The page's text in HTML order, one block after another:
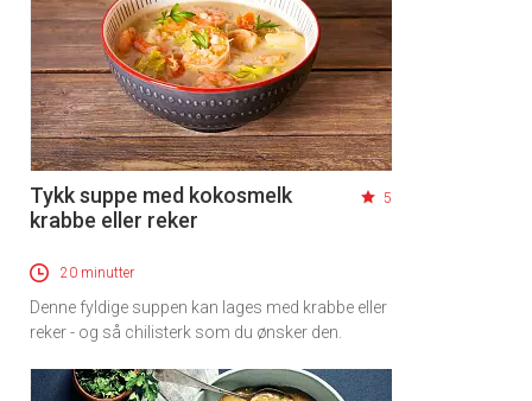
Tykk suppe med kokosmelk
krabbe eller reker
5
20 minutter
Denne fyldige suppen kan lages med krabbe eller
reker - og så chilisterk som du ønsker den.